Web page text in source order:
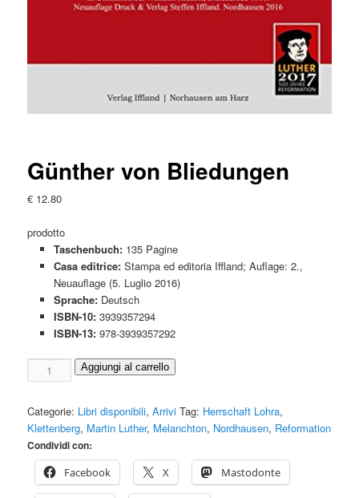
Günther von Bliedungen
€ 12.80
prodotto
Taschenbuch:135 Pagine
Casa editrice:Stampa ed editoria Iffland; Auflage: 2.,
Neuauflage (5. Luglio 2016)
Sprache:Deutsch
ISBN-10:3939357294
ISBN-13:978-3939357292
Günther
von
Menge
Aggiungi al carrello
Categorie: Libri disponibili,Arrivi Tag: Herrschaft Lohra,
Klettenberg, Martin Luther, Melanchton, Nordhausen, Reformation
Condividi con:
Facebook
X Mastodonte